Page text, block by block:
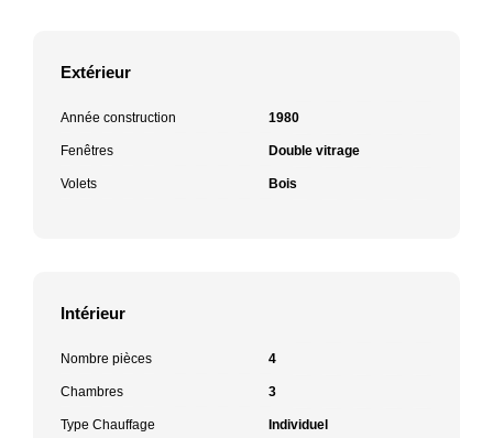
Extérieur
Année construction 1980
Fenêtres Double vitrage
Volets Bois
Intérieur
Nombre pièces 4
Chambres 3
Type Chauffage Individuel